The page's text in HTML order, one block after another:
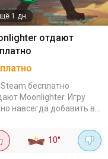
1 дн.
отдают
Steam бесплатно
Moonlighter. Игру
навсегда добавить в
Action-RPG с
roguelite про
- торговца, который
10°